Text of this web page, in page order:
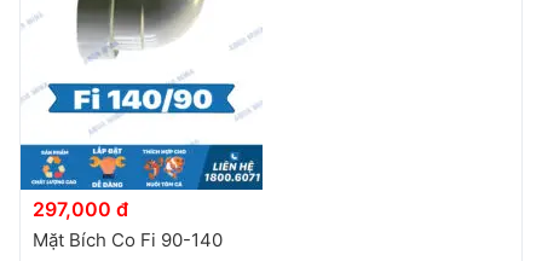
297,000 đ
Mặt Bích Co Fi 90-140